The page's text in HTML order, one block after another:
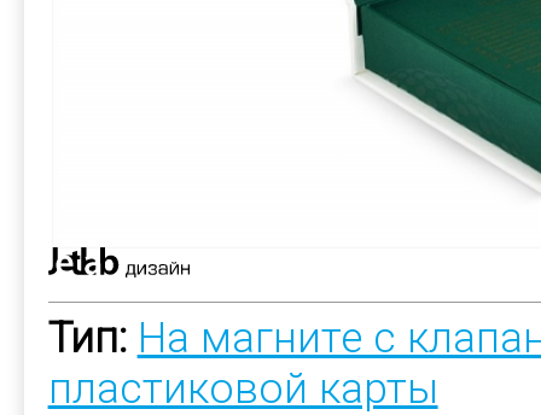
Тип: На магните с
пластиковой карты